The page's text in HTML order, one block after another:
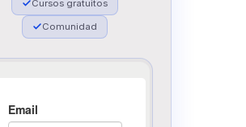
Cursos gratuitos
Comunidad